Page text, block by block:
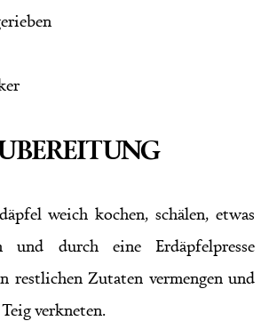
weich kochen, schälen, etwas
und durch eine Erdäpfelpresse
restlichen Zutaten vermengen und
verkneten.